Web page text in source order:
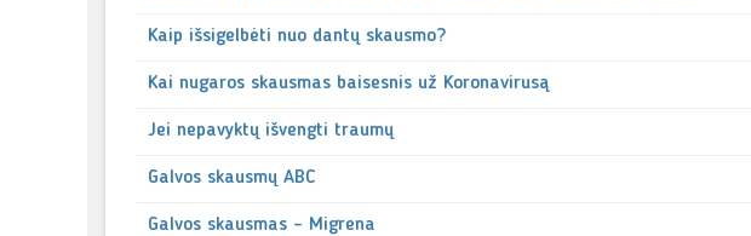
Kaip išsigelbėti nuo dantų skausmo?
Kai nugaros skausmas baisesnis už Koronavirusą
Jei nepavyktų išvengti traumų
Galvos skausmų ABC
Galvos skausmas - Migrena